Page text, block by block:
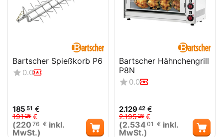
Bartscher Spießkorb P6
0.0
185 51 €
19125 €
(220 76 € inkl.
MwSt.)
Bartscher Hähnchengrill
P8N
0.0
2.12942 €
2.19528 €
(2.534 01 € inkl.
MwSt.)